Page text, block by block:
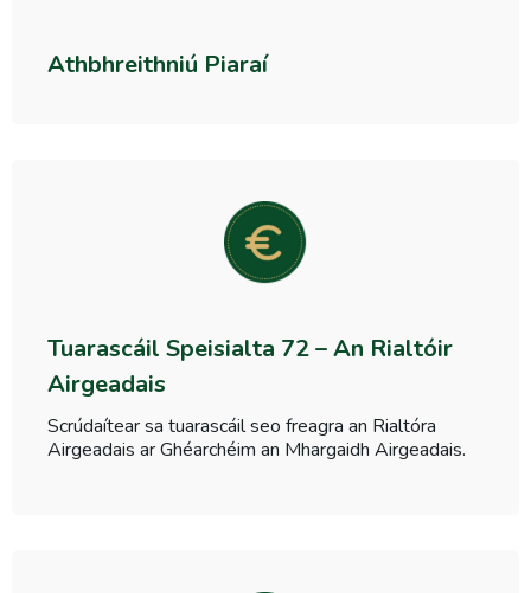
Athbhreithniú Piaraí
Tuarascáil Speisialta 72 – An Rialtóir
Airgeadais
Scrúdaítear sa tuarascáil seo freagra an Rialtóra
Airgeadais ar Ghéarchéim an Mhargaidh Airgeadais.